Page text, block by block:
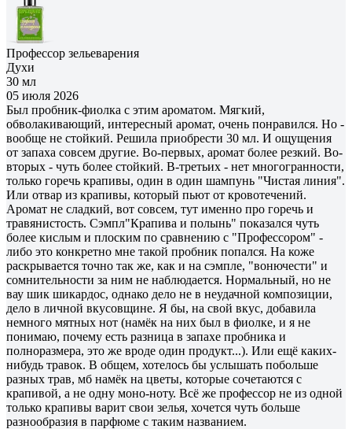
Профессор зельеварения
Духи
30 мл
05 июля 2026
Был пробник-фиолка с этим ароматом. Мягкий,
обволакивающий, интересный аромат, очень понравился. Но -
вообще не стойкий. Решила приобрести 30 мл. И ощущения
от запаха совсем другие. Во-первых, аромат более резкий. Во-
вторых - чуть более стойкий. В-третьих - нет многогранности,
только горечь крапивы, один в один шампунь "Чистая линия".
Или отвар из крапивы, который пьют от кровотечений.
Аромат не сладкий, вот совсем, тут именно про горечь и
травянистость. Сэмпл"Крапива и полынь" показался чуть
более кислым и плоским по сравнению с "Профессором" -
либо это конкретно мне такой пробник попался. На коже
раскрывается точно так же, как и на сэмпле, "вонючести" и
сомнительности за ним не наблюдается. Нормальный, но не
вау шик шикардос, однако дело не в неудачной композиции,
дело в личной вкусовщине. Я бы, на свой вкус, добавила
немного мятных нот (намёк на них был в фиолке, и я не
понимаю, почему есть разница в запахе пробника и
полноразмера, это же вроде один продукт...). Или ещё каких-
нибудь травок. В общем, хотелось бы услышать побольше
разных трав, мб намёк на цветы, которые сочетаются с
крапивой, а не одну моно-ноту. Всё же профессор не из одной
только крапивы варит свои зелья, хочется чуть больше
разнообразия в парфюме с таким названием.